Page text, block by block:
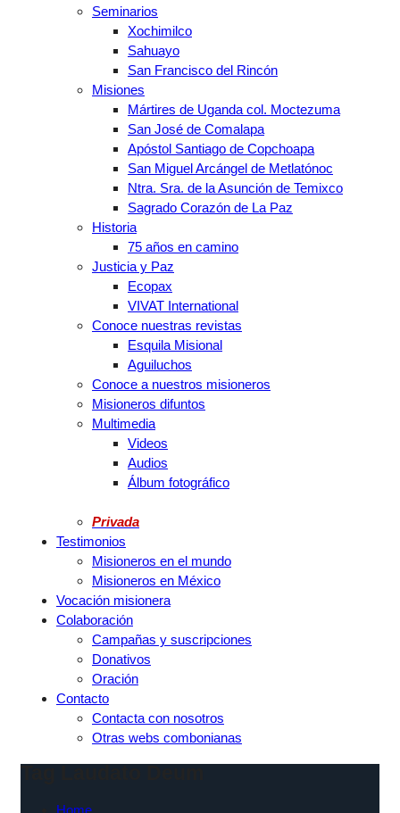
Seminarios
Xochimilco
Sahuayo
San Francisco del Rincón
Misiones
Mártires de Uganda col. Moctezuma
San José de Comalapa
Apóstol Santiago de Copchoapa
San Miguel Arcángel de Metlatónoc
Ntra. Sra. de la Asunción de Temixco
Sagrado Corazón de La Paz
Historia
75 años en camino
Justicia y Paz
Ecopax
VIVAT International
Conoce nuestras revistas
Esquila Misional
Aguiluchos
Conoce a nuestros misioneros
Misioneros difuntos
Multimedia
Videos
Audios
Álbum fotográfico
Privada
Testimonios
Misioneros en el mundo
Misioneros en México
Vocación misionera
Colaboración
Campañas y suscripciones
Donativos
Oración
Contacto
Contacta con nosotros
Otras webs combonianas
Home